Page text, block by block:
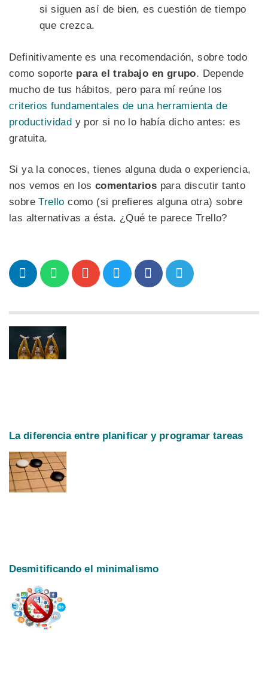
si siguen así de bien, es cuestión de tiempo
que crezca.
Definitivamente es una recomendación, sobre todo
como soporte para el trabajo en grupo. Depende
mucho de tus hábitos, pero para mí reúne los
criterios fundamentales de una herramienta de
productividad y por si no lo había dicho antes: es
gratuita.
Si ya la conoces, tienes alguna duda o experiencia,
nos vemos en los comentarios para discutir tanto
sobreTrello como (si prefieres alguna otra) sobre
las alternativas a ésta. ¿Qué te parece Trello?
La diferencia entre planificar y programar tareas
Desmitificando el minimalismo